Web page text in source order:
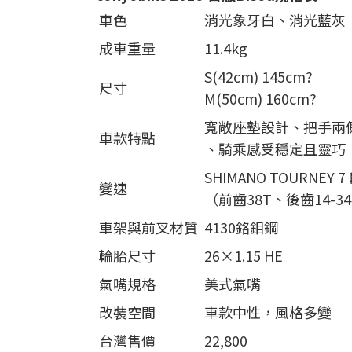
車色
消光象牙白、消光藍灰
成車重量
11.4kg
尺寸
S(42cm) 145cm?
M(50cm) 160cm?
車款特點
寬敞座墊設計、把手兩
、騎乘感受穩定且靈巧
變速
SHIMANO TOURNEY 7
（前齒38T、後齒14-
車架與前叉材質 4130鉻鉬鋼
輪胎尺寸
26×1.15 HE
氣嘴規格
美式氣嘴
改裝空間
車款中性，風格多變
台灣售價
22,800